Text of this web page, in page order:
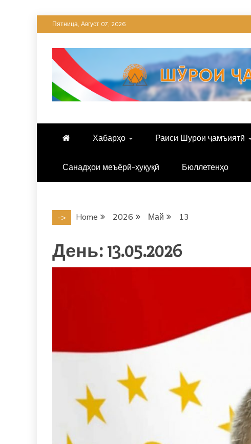
to
content
Пятница, Август 07, 2026
Хабарҳо Раиси Шурои ҷамъиятӣ
Санадҳои меъёрӣ-ҳуқуқӣ Бюллетенҳо
-> Home 2026 Май 13
День: 13.05.2026